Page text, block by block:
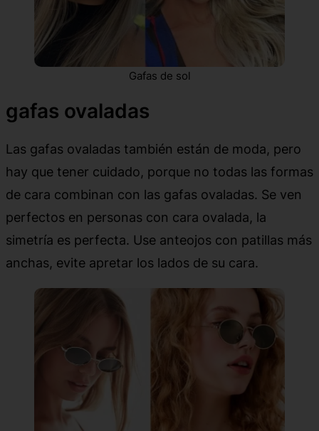
Gafas de sol
gafas ovaladas
Las gafas ovaladas también están de moda, pero
hay que tener cuidado, porque no todas las formas
de cara combinan con las gafas ovaladas. Se ven
perfectos en personas con cara ovalada, la
simetría es perfecta. Use anteojos con patillas más
anchas, evite apretar los lados de su cara.